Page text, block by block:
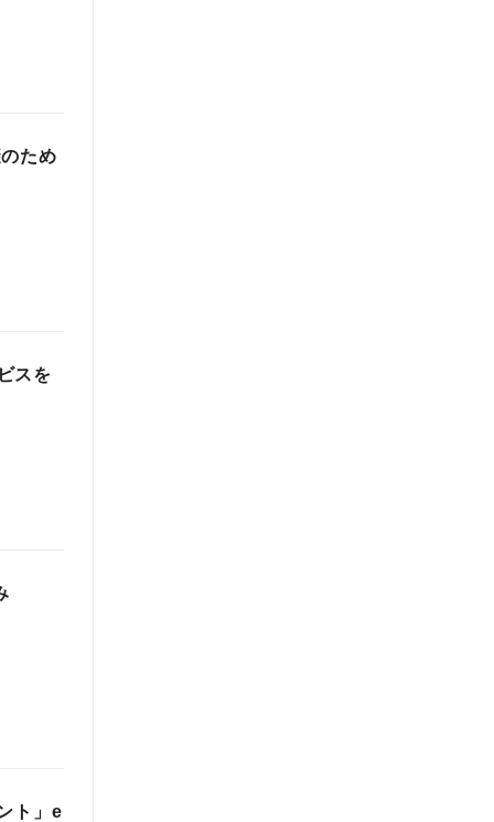
ため
スを
ト」e